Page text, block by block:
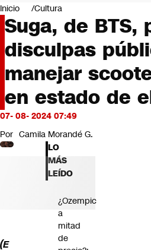
Negocios
Deportes
Programas completos
Cultura
Servicios
Bits
CNN tiempo
Futuro 360
Inicio Cultura
Suga, de BTS,
disculpas
manejar
en estado de
07- 08- 2024 07:49
Por Camila Morandé G.
(E
LO
MÁS
LEÍDO
¿Ozempic
a
mitad
de